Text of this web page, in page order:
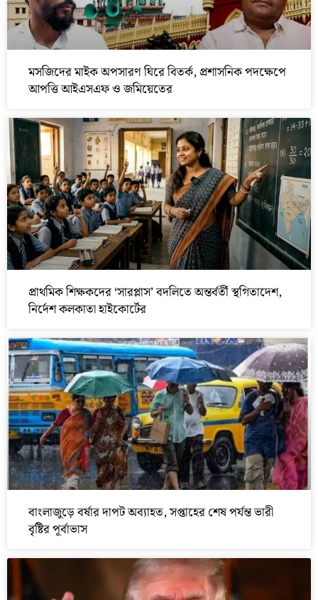
মসজিদের মাইক অপসারণ ঘিরে বিতর্ক, প্রশাসনিক পদক্ষেপে
আপত্তি আইএসএফ ও জমিয়েতের
প্রাথমিক শিক্ষকদের ‘সারপ্লাস’ বদলিতে অন্তর্বর্তী স্থগিতাদেশ,
নির্দেশ কলকাতা হাইকোর্টের
বাংলাজুড়ে বর্ষার দাপট অব্যাহত, সপ্তাহের শেষ পর্যন্ত ভারী
বৃষ্টির পূর্বাভাস